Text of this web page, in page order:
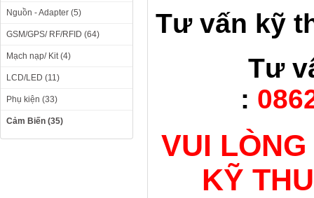
Nguồn - Adapter (5)
GSM/GPS/ RF/RFID (64)
Mạch nạp/ Kit (4)
LCD/LED (11)
Phụ kiện (33)
Cảm Biến (35)
Tư vấn kỹ
Tư
:
VUI
KỸ